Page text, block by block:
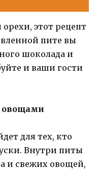
этот рецепт
пите вы
шоколада и
и ваши гости
овощами
для тех, кто
Внутри питы
и свежих овощей,